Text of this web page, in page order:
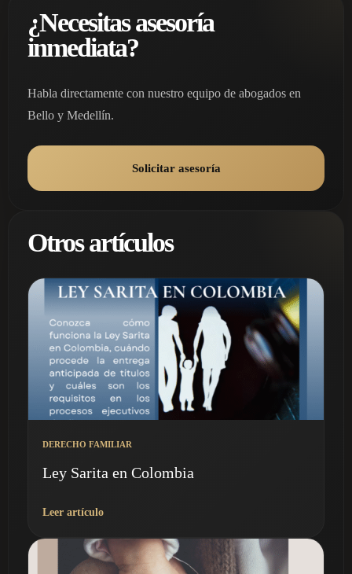
¿Necesitas asesoría
inmediata?
Habla directamente con nuestro equipo de abogados en
Bello y Medellín.
Solicitar asesoría
Otros artículos
DERECHO FAMILIAR
Ley Sarita en Colombia
Leer artículo